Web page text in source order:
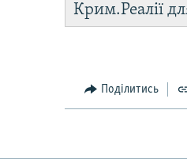
Крим.Реалії
Поділитись